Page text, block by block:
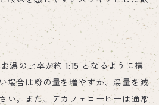
湯の比率が約 1:15 となるように構
場合は粉の量を増やすか、湯量を減
い。また、デカフェコーヒーは通常